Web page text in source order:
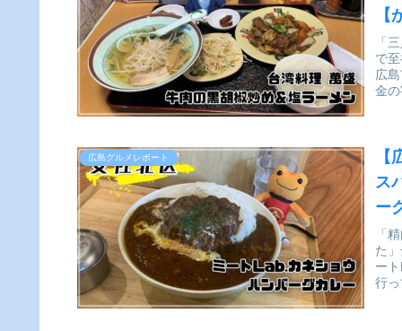
「
で
広
金
広島グルメレポート
ス
ー
実
「
た
ー
行